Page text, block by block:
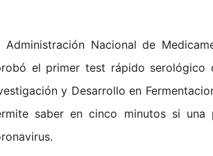
Administración Nacional de
el primer test rápido
y Desarrollo en
saber en cinco minutos si